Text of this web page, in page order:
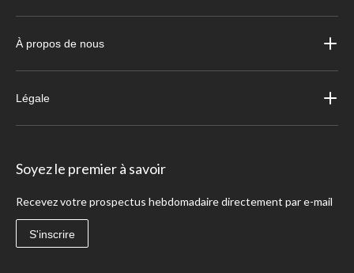
À propos de nous
Légale
Soyez le premier à savoir
Recevez votre prospectus hebdomadaire directement par e-mail
S'inscrire